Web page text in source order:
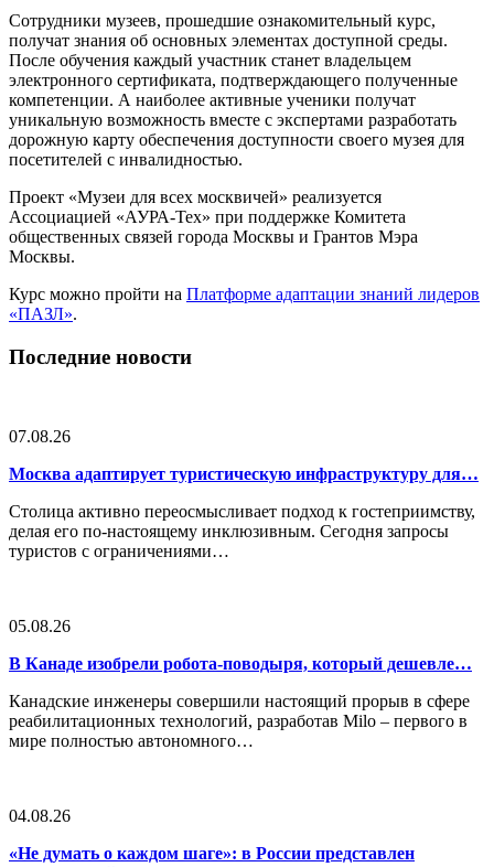
Сотрудники музеев, прошедшие ознакомительный курс,
получат знания об основных элементах доступной среды.
После обучения каждый участник станет владельцем
электронного сертификата, подтверждающего полученные
компетенции. А наиболее активные ученики получат
уникальную возможность вместе с экспертами разработать
дорожную карту обеспечения доступности своего музея для
посетителей с инвалидностью.
Проект «Музеи для всех москвичей» реализуется
Ассоциацией «АУРА-Тех» при поддержке Комитета
общественных связей города Москвы и Грантов Мэра
Москвы.
Курс можно пройти на Платформе адаптации знаний лидеров
«ПАЗЛ».
Последние новости
07.08.26
Москва адаптирует туристическую инфраструктуру для…
Столица активно переосмысливает подход к гостеприимству,
делая его по-настоящему инклюзивным. Сегодня запросы
туристов с ограничениями…
05.08.26
В Канаде изобрели робота-поводыря, который дешевле…
Канадские инженеры совершили настоящий прорыв в сфере
реабилитационных технологий, разработав Milo – первого в
мире полностью автономного…
04.08.26
«Не думать о каждом шаге»: в России представлен